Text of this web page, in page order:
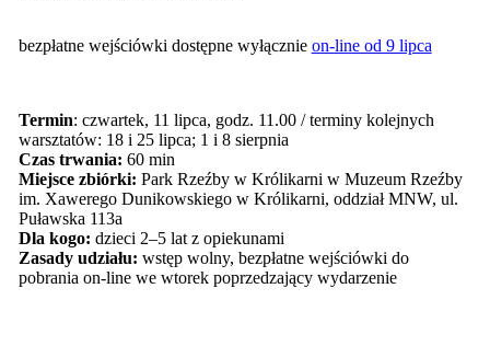
bezpłatne wejściówki dostępne wyłącznie on-line od 9 lipca
Termin: czwartek, 11 lipca, godz. 11.00 / terminy kolejnych
warsztatów: 18 i 25 lipca; 1 i 8 sierpnia
Czas trwania: 60 min
Miejsce zbiórki: Park Rzeźby w Królikarni w Muzeum Rzeźby
im. Xawerego Dunikowskiego w Królikarni, oddział MNW, ul.
Puławska 113a
Dla kogo: dzieci 2–5 lat z opiekunami
Zasady udziału: wstęp wolny, bezpłatne wejściówki do
pobrania on-line we wtorek poprzedzający wydarzenie